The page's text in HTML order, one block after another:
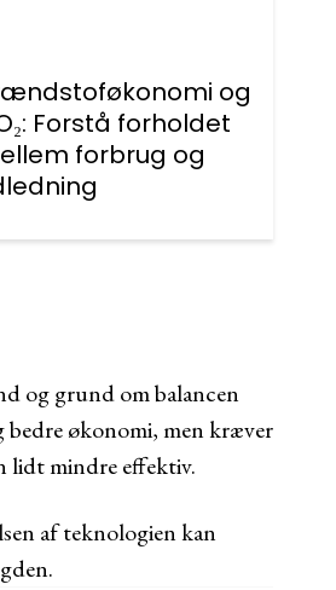
og
Forstå forholdet
forbrug og
og grund om balancen
økonomi, men kræver
lidt mindre effektiv.
af teknologien kan